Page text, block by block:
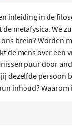
inleiding in de
metafysica. We
brein? Worden
de mens over een
puur door
dezelfde persoon
inhoud? Waarom